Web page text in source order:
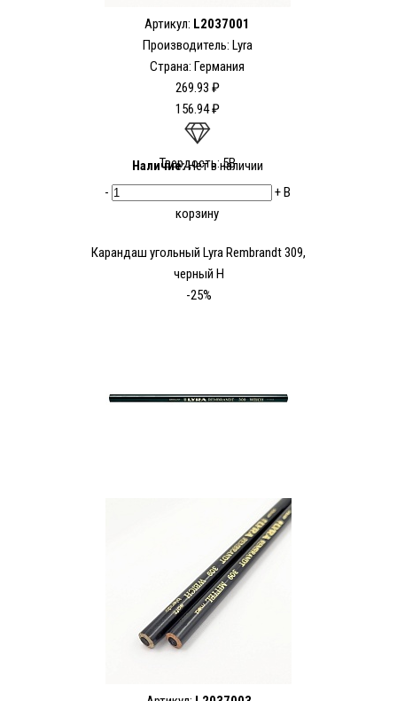
Артикул: L2037001
Производитель: Lyra
Страна: Германия
269.93 ₽
156.94 ₽
Твердость: 5В
Наличие:Нет в наличии
-
+В
корзину
Карандаш угольный Lyra Rembrandt 309,
черный H
-25%